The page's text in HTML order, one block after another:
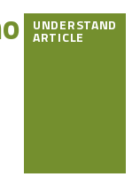
UNDERSTAND
ARTICLE